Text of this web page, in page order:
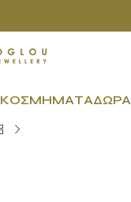
ΚΟΣΜΉΜΑΤΑΔΏΡΑ